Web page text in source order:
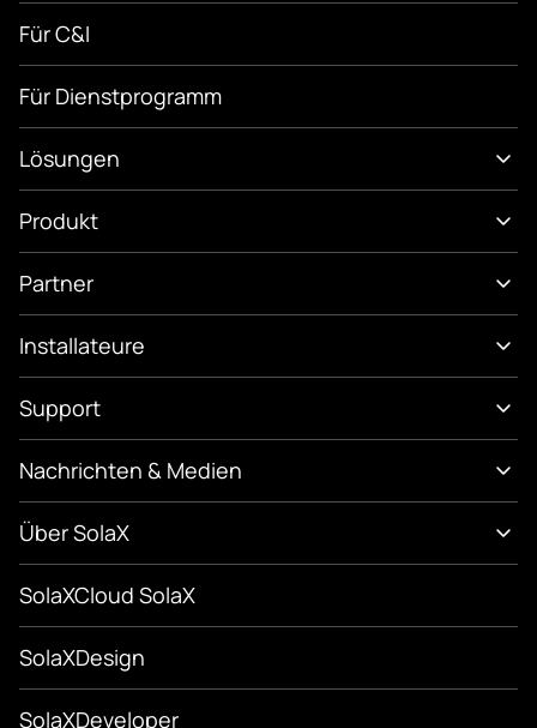
Für C&I
Für Dienstprogramm
Lösungen
Produkt
Partner
Installateure
Support
Nachrichten & Medien
Über SolaX
SolaXCloud SolaX
SolaXDesign
SolaXDeveloper